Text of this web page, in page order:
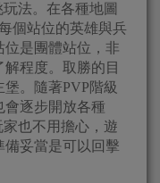
法。在各種地圖
個站位的英雄與兵
是團體站位，非
程度。取勝的目
。隨著PVP階級
會逐步開放各種
也不用擔心，遊
備妥當是可以回擊